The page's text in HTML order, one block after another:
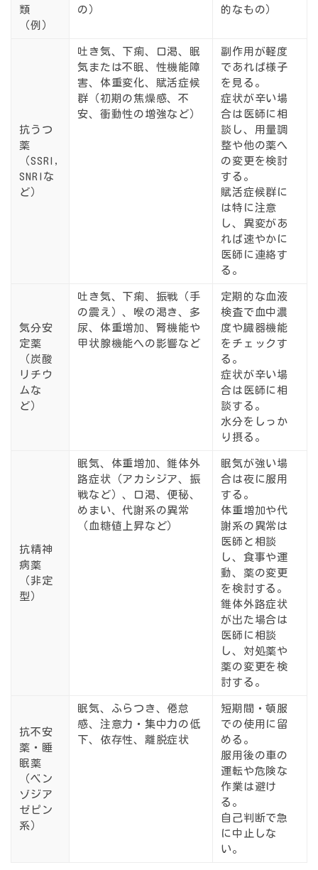
類
（例）
の）
的なもの）
抗うつ
薬
（SSRI,
SNRIな
ど）
吐き気、下痢、口渇、眠
気または不眠、性機能障
害、体重変化、賦活症候
群（初期の焦燥感、不
安、衝動性の増強など）
副作用が軽度
であれば様子
を見る。
症状が辛い場
合は医師に相
談し、用量調
整や他の薬へ
の変更を検討
する。
賦活症候群に
は特に注意
し、異変があ
れば速やかに
医師に連絡す
る。
気分安
定薬
（炭酸
リチウ
ムな
ど）
吐き気、下痢、振戦（手
の震え）、喉の渇き、多
尿、体重増加、腎機能や
甲状腺機能への影響など
定期的な血液
検査で血中濃
度や臓器機能
をチェックす
る。
症状が辛い場
合は医師に相
談する。
水分をしっか
り摂る。
抗精神
病薬
（非定
型）
眠気、体重増加、錐体外
路症状（アカシジア、振
戦など）、口渇、便秘、
めまい、代謝系の異常
（血糖値上昇など）
眠気が強い場
合は夜に服用
する。
体重増加や代
謝系の異常は
医師と相談
し、食事や運
動、薬の変更
を検討する。
錐体外路症状
が出た場合は
医師に相談
し、対処薬や
薬の変更を検
討する。
抗不安
薬・睡
眠薬
（ベン
ゾジア
ゼピン
系）
眠気、ふらつき、倦怠
感、注意力・集中力の低
下、依存性、離脱症状
短期間・頓服
での使用に留
める。
服用後の車の
運転や危険な
作業は避け
る。
自己判断で急
に中止しな
い。